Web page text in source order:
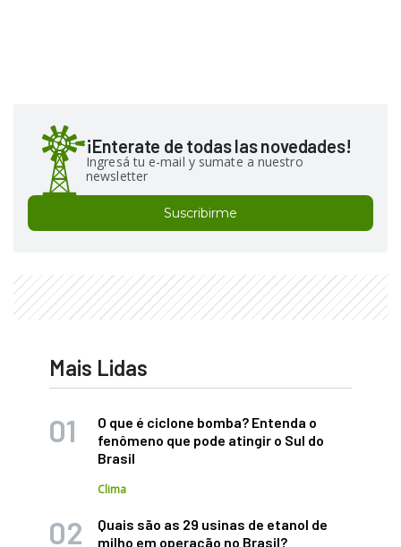
¡Enterate de todas las novedades!
Ingresá tu e-mail y sumate a nuestro
newsletter
Suscribirme
Mais Lidas
O que é ciclone bomba? Entenda o
fenômeno que pode atingir o Sul do
Brasil
Clima
Quais são as 29 usinas de etanol de
milho em operação no Brasil?